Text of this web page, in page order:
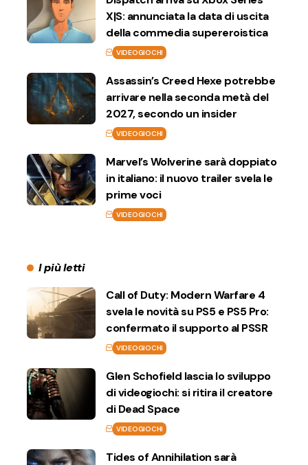
X|S: annunciata la data di uscita
della commedia supereroistica
VIDEOGIOCHI
Assassin’s Creed Hexe potrebbe
arrivare nella seconda metà del
2027, secondo un insider
VIDEOGIOCHI
Marvel’s Wolverine sarà doppiato
in italiano: il nuovo trailer svela le
prime voci
VIDEOGIOCHI
I più letti
Call of Duty: Modern Warfare 4
svela le novità su PS5 e PS5 Pro:
confermato il supporto al PSSR
VIDEOGIOCHI
Glen Schofield lascia lo sviluppo
di videogiochi: si ritira il creatore
di Dead Space
VIDEOGIOCHI
Tides of Annihilation sarà